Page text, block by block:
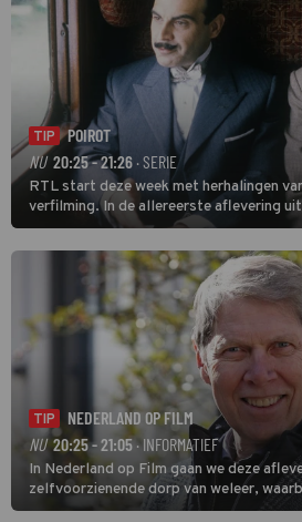
TIP
POIROT
NU 20:25 - 21:26 · SERIE
RTL start deze week met herhalingen
verfilming. In de allereerste aflevering
speurder op zoek naar een vermiste
verwikkeld in een moordzaak. (HH)
TIP
NEDERLAND OP FILM
NU 20:25 - 21:05· INFORMATIEF
In Nederland op Film gaan we deze
zelfvoorzienende dorp van weleer,
Daniëls de kijkers meeneemt op reis